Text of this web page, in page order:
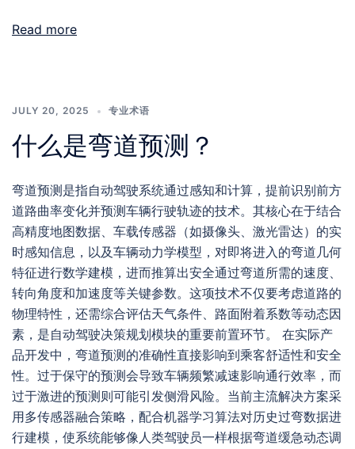
Read more
JULY 20, 2025 专业术语
什么是弯道预测？
弯道预测是指自动驾驶系统通过感知和计算，提前识别前方
道路曲率变化并预测车辆行驶轨迹的技术。其核心在于结合
高精度地图数据、车载传感器（如摄像头、激光雷达）的实
时感知信息，以及车辆动力学模型，对即将进入的弯道几何
特征进行数学建模，进而推算出安全通过弯道所需的速度、
转向角度和加速度等关键参数。这项技术不仅要考虑道路的
物理特性，还需综合评估天气条件、路面附着系数等动态因
素，是自动驾驶决策规划模块的重要前置环节。 在实际产
品开发中，弯道预测的准确性直接影响到乘客舒适性和安全
性。过于保守的预测会导致车辆频繁减速影响通行效率，而
过于激进的预测则可能引发侧滑风险。当前主流解决方案采
用多传感器融合策略，配合机器学习算法对历史过弯数据进
行建模，使系统能够像人类驾驶员一样根据弯道缓急动态调